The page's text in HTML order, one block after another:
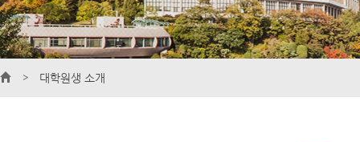
대학원생 소개